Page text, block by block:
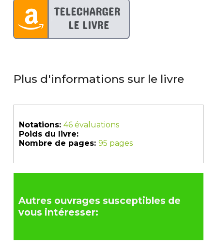
Plus d'informations sur le livre
Notations: 46 évaluations
Poids du livre:
Nombre de pages: 95 pages
Autres ouvrages susceptibles de
vous intéresser: